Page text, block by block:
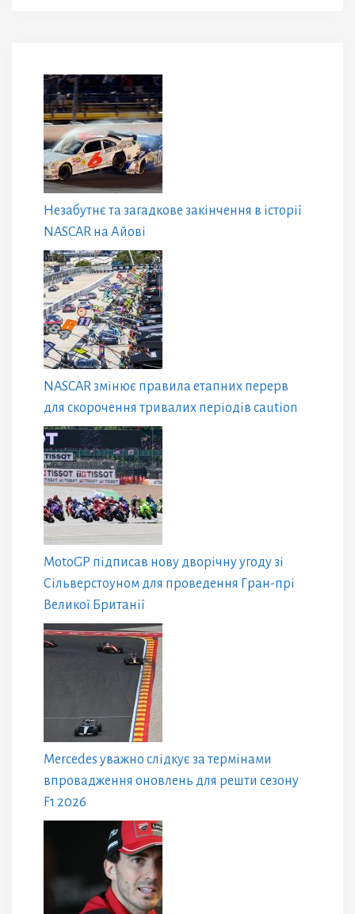
Незабутнє та загадкове закінчення в історії
NASCAR на Айові
NASCAR змінює правила етапних перерв
для скорочення тривалих періодів caution
MotoGP підписав нову дворічну угоду зі
Сільверстоуном для проведення Гран-прі
Великої Британії
Mercedes уважно слідкує за термінами
впровадження оновлень для решти сезону
F1 2026